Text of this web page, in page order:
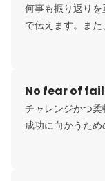
何事も振り返り
で伝えます。ま
No fear of
チャレンジかつ柔
成功に向かうため